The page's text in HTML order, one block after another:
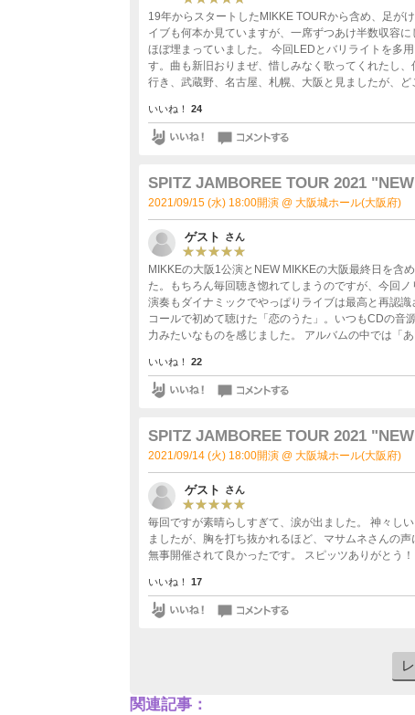
19年からスタートしたMIKKE TOURから含め、足が
イブも何本か見ていますが、一席ずつあけ半数収容
ほぼ埋まっていました。 今回LEDとバリライトを多
す。曲も新旧おりまぜ、惜しみなく歌ってくれたし
行き、武蔵野、名古屋、札幌、大阪と見ましたが、
いろんなことを思いながら、俺のすべてで、飛び跳ね
いいね！ 24
SPITZ JAMBOREE TOUR 2021
2021/09/15 (水) 18:00開演 @ 大阪城ホール(大阪府)
ゲスト さん
MIKKEの大阪1公演とNEW MIKKEの大阪最終日を含め3公演参加しましたが、マサムネさんの最終日の歌唱力がすごかっ
た。もちろん毎回聴き惚れてしまうのですが、今回
演奏もダイナミックでやっぱりライブは最高と再認
コールで初めて聴けた「恋のうた」。いつもCDの音
力みたいなものを感じました。 アルバムの中では「
にスピッツエキス満載でもっと聴いていたかった。
クスされているのがわかりました。 不安定な状況下
れたのでは。 中止になったMIKKEホールツアーの関
ブの特徴ですね。 スタンド席から見た限り、前方で
いたのだと思います。 チケットはすぐにsold outだっ
後に記念に？投稿してみました。
いいね！ 22
SPITZ JAMBOREE TOUR 2021
2021/09/14 (火) 18:00開演 @ 大阪城ホール(大阪府)
ゲスト さん
毎回ですが素晴らしすぎて、涙が出ました。 神々し
ましたが、胸を打ち抜かれるほど、マサムネさんの
無事開催されて良かったです。 スピッツありがとう！
いいね！ 17
関連記事：